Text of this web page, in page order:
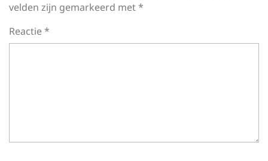
velden zijn gemarkeerd met*
Reactie*